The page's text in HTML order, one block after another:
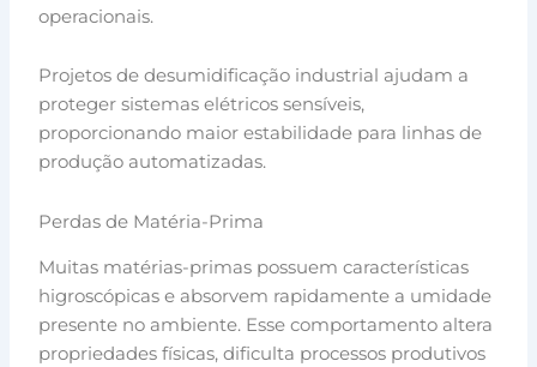
operacionais.
Projetos de desumidificação industrial ajudam a
proteger sistemas elétricos sensíveis,
proporcionando maior estabilidade para linhas de
produção automatizadas.
Perdas de Matéria-Prima
Muitas matérias-primas possuem características
higroscópicas e absorvem rapidamente a umidade
presente no ambiente. Esse comportamento altera
propriedades físicas, dificulta processos produtivos